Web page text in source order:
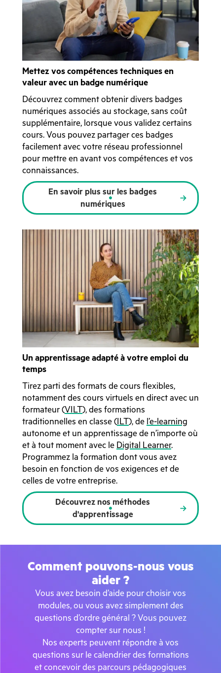
Mettez vos compétences techniques en
valeur avec un badge numérique
Découvrez comment obtenir divers badges
numériques associés au stockage, sans coût
supplémentaire, lorsque vous validez certains
cours. Vous pouvez partager ces badges
facilement avec votre réseau professionnel
pour mettre en avant vos compétences et vos
connaissances.
En savoir plus sur les badges
numériques
Un apprentissage adapté à votre emploi du
temps
Tirez parti des formats de cours flexibles,
notamment des cours virtuels en direct avec un
formateur (VILT), des formations
traditionnelles en classe ( ILT), de l’e-learning
autonome et un apprentissage de n’importe où
et à tout moment avec le Digital Learner.
Programmez la formation dont vous avez
besoin en fonction de vos exigences et de
celles de votre entreprise.
Découvrez nos méthodes
d'apprentissage
Comment pouvons-nous vous
aider ?
Vous avez besoin d’aide pour choisir vos
modules, ou vous avez simplement des
questions d’ordre général ? Vous pouvez
compter sur nous !
Nos experts peuvent répondre à vos
questions sur le calendrier des formations
et concevoir des parcours pédagogiques